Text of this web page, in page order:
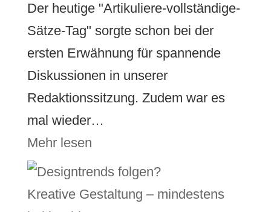
Der heutige "Artikuliere-vollständige-
Sätze-Tag" sorgte schon bei der
ersten Erwähnung für spannende
Diskussionen in unserer
Redaktionssitzung. Zudem war es
mal wieder…
Mehr lesen
Kreative Gestaltung – mindestens